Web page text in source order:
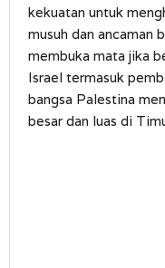
kekuatan untuk
musuh dan ancaman
membuka mata jika
Israel termasuk
bangsa Palestina
besar dan luas di